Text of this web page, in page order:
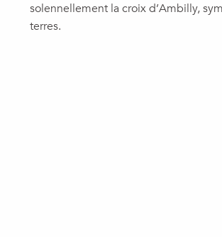
solennellement la croix d’Ambilly,
terres.